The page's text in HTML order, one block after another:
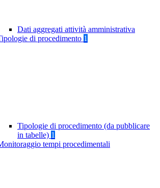
Dati aggregati attività amministrativa
di procedimento 1
Tipologie di procedimento (da pubblicare
in tabelle) 1
tempi procedimentali